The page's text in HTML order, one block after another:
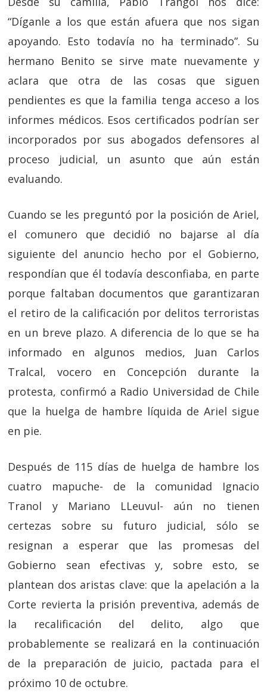
“Díganle a los que están afuera que nos sigan
apoyando. Esto todavía no ha terminado”. Su
hermano Benito se sirve mate nuevamente y
aclara que otra de las cosas que siguen
pendientes es que la familia tenga acceso a los
informes médicos. Esos certificados podrían ser
incorporados por sus abogados defensores al
proceso judicial, un asunto que aún están
evaluando.
Cuando se les preguntó por la posición de Ariel,
el comunero que decidió no bajarse al día
siguiente del anuncio hecho por el Gobierno,
respondían que él todavía desconfiaba, en parte
porque faltaban documentos que garantizaran
el retiro de la calificación por delitos terroristas
en un breve plazo. A diferencia de lo que se ha
informado en algunos medios, Juan Carlos
Tralcal, vocero en Concepción durante la
protesta, confirmó a Radio Universidad de Chile
que la huelga de hambre líquida de Ariel sigue
en pie.
Después de 115 días de huelga de hambre los
cuatro mapuche- de la comunidad Ignacio
Tranol y Mariano LLeuvul- aún no tienen
certezas sobre su futuro judicial, sólo se
resignan a esperar que las promesas del
Gobierno sean efectivas y, sobre esto, se
plantean dos aristas clave: que la apelación a la
Corte revierta la prisión preventiva, además de
la recalificación del delito, algo que
probablemente se realizará en la continuación
de la preparación de juicio, pactada para el
próximo 10 de octubre.